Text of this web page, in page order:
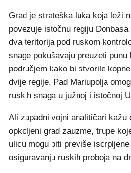
Grad je strateška luka koja leži
povezuje istočnu regiju
dva teritorija pod ruskom
snage pokušavaju preuzeti punu
područjem kako bi stvorile
dvije regije. Pad Mariupolja
ruskih snaga u južnoj i istočnoj
Ali zapadni vojni analitičari kažu
opkoljeni grad zauzme, trupe
ulicu mogu biti previše
osiguravanju ruskih proboja na